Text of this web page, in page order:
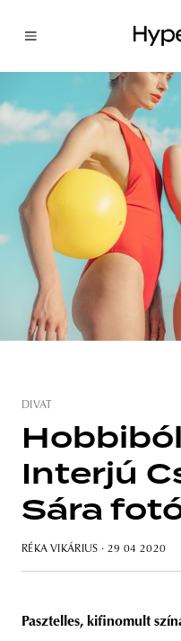
budapest
DIVAT
Interjú
Sára
RÉKA VIKÁRIUS · 29 04 2020
Pasztelles, kifinomult